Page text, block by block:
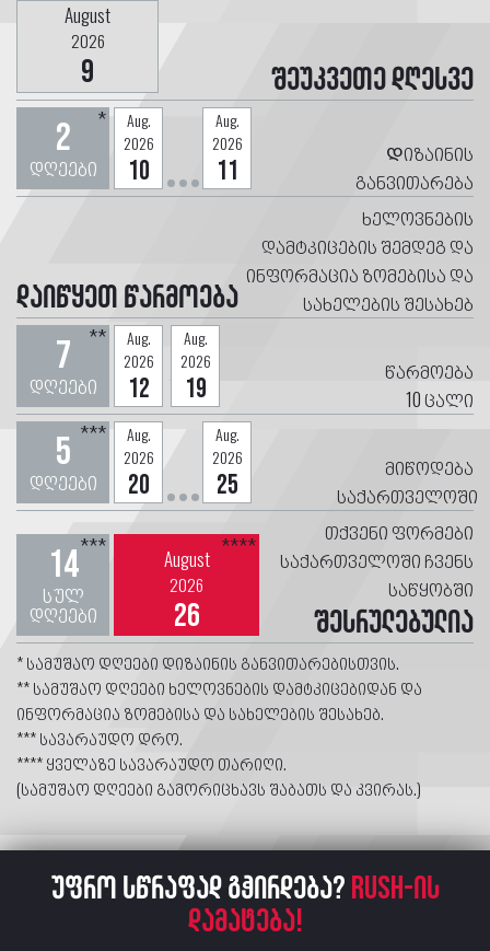
August
2026
9 შეუკვეთე დღესვე
2
დღეები
*
Aug.
2026
10
Aug.
2026
11
Დიზაინის
განვითარება
დაიწყეთ წარმოება
ხელოვნების
დამტკიცების შემდეგ და
ინფორმაცია ზომებისა და
სახელების შესახებ
7
დღეები
**
Aug.
2026
12
Aug.
2026
19
წარმოება
10 ცალი
5
დღეები
***
Aug.
2026
20
Aug.
2026
25
მიწოდება
საქართველოში
14
სულ
დღეები
*** August
2026
26
****
თქვენი ფორმები
საქართველოში ჩვენს
საწყობში
შესრულებულია
* სამუშაო დღეები დიზაინის განვითარებისთვის.
** სამუშაო დღეები ხელოვნების დამტკიცებიდან და
ინფორმაცია ზომებისა და სახელების შესახებ.
*** სავარაუდო დრო.
**** ყველაზე სავარაუდო თარიღი.
(სამუშაო დღეები გამორიცხავს შაბათს და კვირას.)
უფრო სწრაფად გჭირდება?RUSH-ის
დამატება!